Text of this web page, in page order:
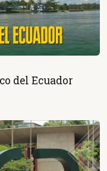
del Ecuador